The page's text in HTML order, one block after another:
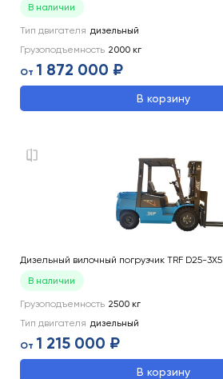
В наличии
Тип двигателя дизельный
Грузоподъемность 2000 кг
От 1 872 000 ₽
В корзину
Дизельный вилочный погрузчик TRF D25-3X5
В наличии
Грузоподъемность 2500 кг
Тип двигателя дизельный
От 1 215 000 ₽
В корзину